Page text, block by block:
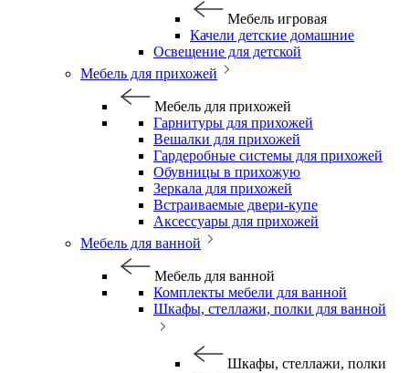
Мебель игровая
Качели детские домашние
Освещение для детской
Мебель для прихожей
Мебель для прихожей
Гарнитуры для прихожей
Вешалки для прихожей
Гардеробные системы для прихожей
Обувницы в прихожую
Зеркала для прихожей
Встраиваемые двери-купе
Аксессуары для прихожей
Мебель для ванной
Мебель для ванной
Комплекты мебели для ванной
Шкафы, стеллажи, полки для ванной
Шкафы, стеллажи, полки